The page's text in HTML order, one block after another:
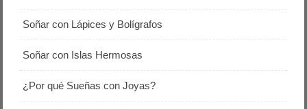
Soñar con Lápices y Bolígrafos
Soñar con Islas Hermosas
¿Por qué Sueñas con Joyas?